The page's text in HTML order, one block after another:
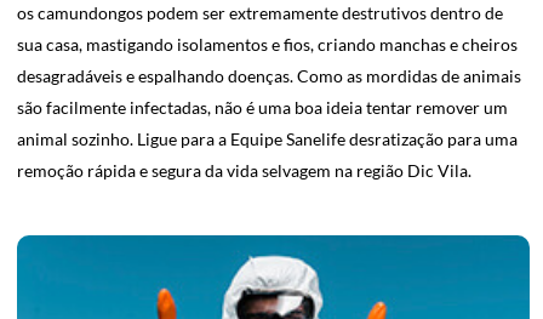
os camundongos podem ser extremamente destrutivos dentro de
sua casa, mastigando isolamentos e fios, criando manchas e cheiros
desagradáveis e espalhando doenças. Como as mordidas de animais
são facilmente infectadas, não é uma boa ideia tentar remover um
animal sozinho. Ligue para a Equipe Sanelife desratização para uma
remoção rápida e segura da vida selvagem na região Dic Vila.